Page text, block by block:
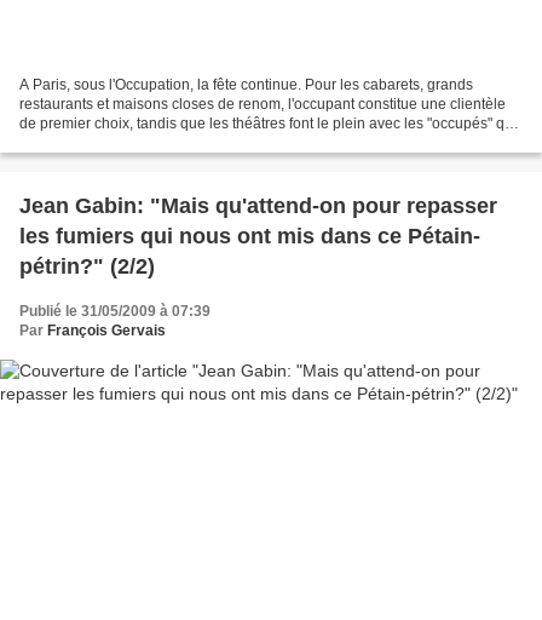
A Paris, sous l'Occupation, la fête continue. Pour les cabarets, grands
restaurants et maisons closes de renom, l'occupant constitue une clientèle
de premier choix, tandis que les théâtres font le plein avec les "occupés" qui
Jean Gabin: "Mais qu'attend-on pour repasser
les fumiers qui nous ont mis dans ce Pétain-
pétrin?" (2/2)
Publié le 31/05/2009 à 07:39
Par François Gervais